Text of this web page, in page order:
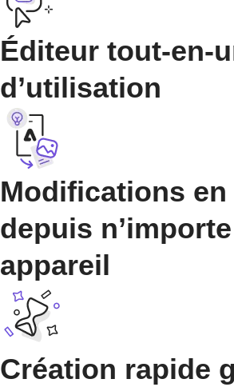
Éditeur tout-en-
d’utilisation
Modifications
depuis
appareil
Création rapide